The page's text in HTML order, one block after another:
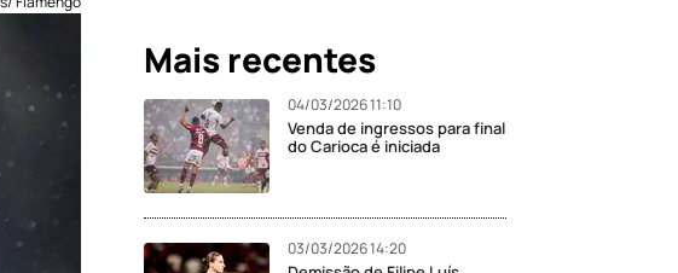
Mais recentes
04/03/2026 11:10
Venda de ingressos para final
do Carioca é iniciada
03/03/2026 14:20